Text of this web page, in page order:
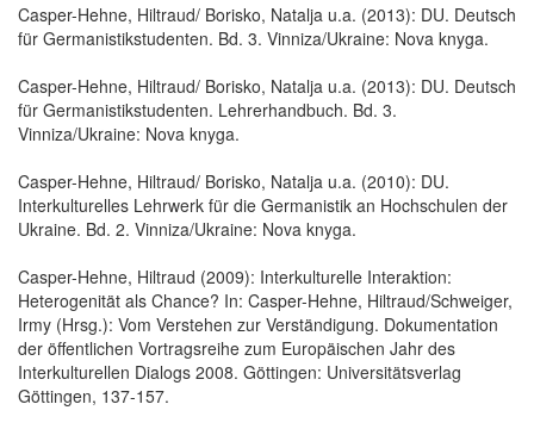
Casper-Hehne, Hiltraud/ Borisko, Natalja u.a. (2013): DU. Deutsch
für Germanistikstudenten. Bd. 3. Vinniza/Ukraine: Nova knyga.
Casper-Hehne, Hiltraud/ Borisko, Natalja u.a. (2013): DU. Deutsch
für Germanistikstudenten. Lehrerhandbuch. Bd. 3.
Vinniza/Ukraine: Nova knyga.
Casper-Hehne, Hiltraud/ Borisko, Natalja u.a. (2010): DU.
Interkulturelles Lehrwerk für die Germanistik an Hochschulen der
Ukraine. Bd. 2. Vinniza/Ukraine: Nova knyga.
Casper-Hehne, Hiltraud (2009): Interkulturelle Interaktion:
Heterogenität als Chance? In: Casper-Hehne, Hiltraud/Schweiger,
Irmy (Hrsg.): Vom Verstehen zur Verständigung. Dokumentation
der öffentlichen Vortragsreihe zum Europäischen Jahr des
Interkulturellen Dialogs 2008. Göttingen: Universitätsverlag
Göttingen, 137-157.